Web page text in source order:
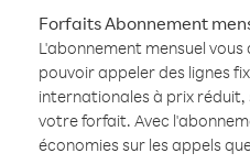
Forfaits Abonnement
L'abonnement mensuel
pouvoir appeler des lignes
internationales à prix réduit,
votre forfait. Avec
économies sur les appels